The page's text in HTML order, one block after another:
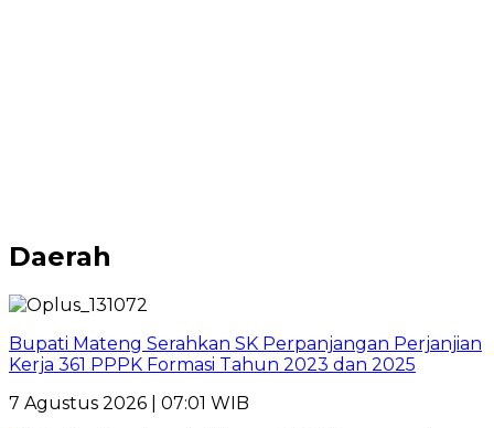
Daerah
Bupati Mateng Serahkan SK Perpanjangan Perjanjian
Kerja 361 PPPK Formasi Tahun 2023 dan 2025
7 Agustus 2026 | 07:01 WIB